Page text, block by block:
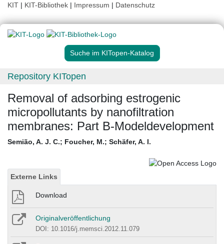
KIT | KIT-Bibliothek | Impressum | Datenschutz
Suche im KITopen-Katalog
Repository KITopen
Removal of adsorbing estrogenic
micropollutants by nanofiltration
membranes: Part B-Modeldevelopment
Semião, A. J. C.; Foucher, M.; Schäfer, A. I.
Externe Links
Download
Originalveröffentlichung
DOI: 10.1016/j.memsci.2012.11.079